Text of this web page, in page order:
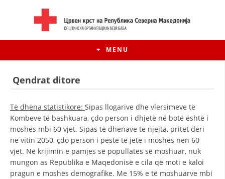
MENU
Qendrat ditore
Të dhëna statistikore: Sipas llogarive dhe vlersimeve të
Kombeve të bashkuara, çdo person i dhjetë në botë është i
moshës mbi 60 vjet. Sipas të dhënave të njejta, pritet deri
në vitin 2050, çdo person i pestë të jetë i moshës nën 60
vjet. Në krijimin e pamjes së popullatës së moshuar, nuk
mungon as Republika e Maqedonisë e cila që moti e kaloi
pragun e moshës demografike. Me 15% e të moshuarve mbi